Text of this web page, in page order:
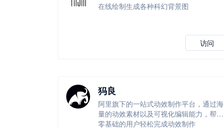
在线绘制生成各种科幻背景图
访问
犸良
阿里旗下的一站式动效制作平台，通过海
量的动效素材以及可视化编辑能力，帮助
零基础的用户轻松完成动效制作